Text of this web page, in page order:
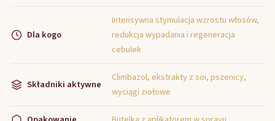
Dla kogo
Intensywna stymulacja wzrostu włosów,
redukcja wypadania i regeneracja
cebulek
Składniki aktywne
Climbazol, ekstrakty z soi, pszenicy,
wyciągi ziołowe